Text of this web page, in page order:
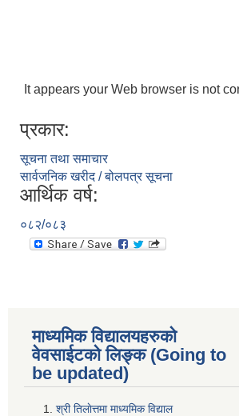
It appears your Web browser is not
प्रकार:
सूचना तथा समाचार
सार्वजनिक खरीद / बोलपत्र सूचना
आर्थिक वर्ष:
०८२/०८३
माध्यमिक विद्यालयहरुकाे
वेवसाईटको लिङ्क (Going to
be updated)
श्री तिलाेत्तमा माध्यमिक विद्याल